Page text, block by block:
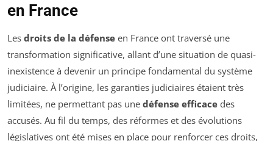
en France
Les droits de la défense en France ont traversé une
transformation significative, allant d’une situation de quasi-
inexistence à devenir un principe fondamental du système
judiciaire. À l’origine, les garanties judiciaires étaient très
limitées, ne permettant pas une défense efficace des
accusés. Au fil du temps, des réformes et des évolutions
législatives ont été mises en place pour renforcer ces droits,